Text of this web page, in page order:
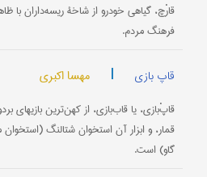
قارْچ، گیاهی خودرو از شاخۀ ریسه‌داران با
فرهنگ مردم.
قاپ بازی | مهسا اکبری
قاپْ‌بازی‌، یا قاب‌بازی، از کهن‌ترین بازیهای
قمار، و ابزار آن استخوان شتالنگ
گاو) است.